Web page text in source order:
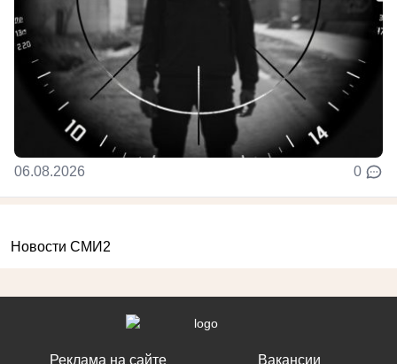
06.08.2026 0
Новости СМИ2
Реклама на сайте Вакансии